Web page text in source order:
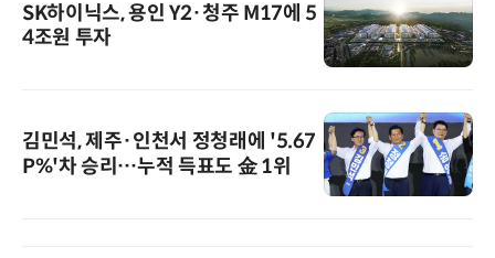
SK하이닉스, 용인 Y2·청주 M17에 5
4조원 투자
김민석, 제주·인천서 정청래에 '5.67
P%'차 승리…누적 득표도 金 1위